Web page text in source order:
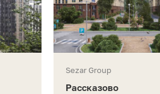
Sezar Group
Рассказово